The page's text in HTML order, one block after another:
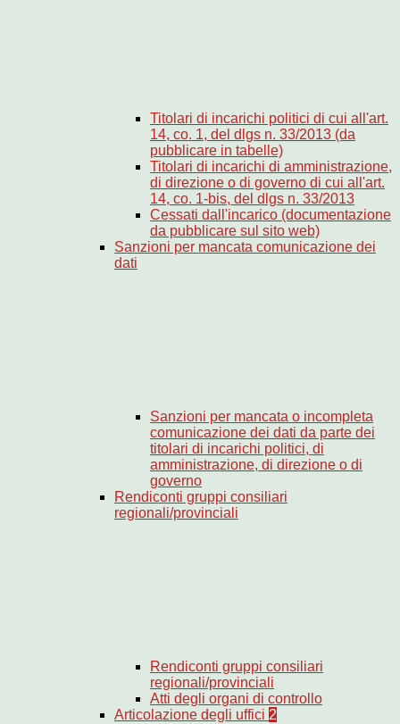
Titolari di incarichi politici di cui all'art.
14, co. 1, del dlgs n. 33/2013 (da
pubblicare in tabelle)
Titolari di incarichi di amministrazione,
di direzione o di governo di cui all'art.
14, co. 1-bis, del dlgs n. 33/2013
Cessati dall'incarico (documentazione
da pubblicare sul sito web)
Sanzioni per mancata comunicazione dei
dati
Sanzioni per mancata o incompleta
comunicazione dei dati da parte dei
titolari di incarichi politici, di
amministrazione, di direzione o di
governo
Rendiconti gruppi consiliari
regionali/provinciali
Rendiconti gruppi consiliari
regionali/provinciali
Atti degli organi di controllo
Articolazione degli uffici 2